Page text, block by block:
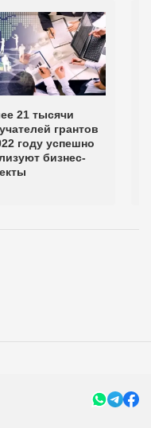
21 тысячи
грантов
году успешно
бизнес-